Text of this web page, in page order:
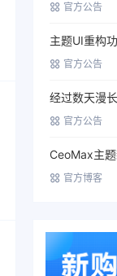
官方公告
主题UI重构
官方公告
经过数天漫
官方公告
CeoMax主
官方博客